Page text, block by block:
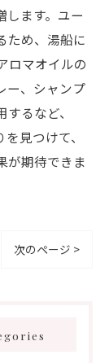
します。ユー
ため、湯船に
ロマオイルの
ー、シャンプ
るなど、
見つけて、
が期待できま
次のページ >